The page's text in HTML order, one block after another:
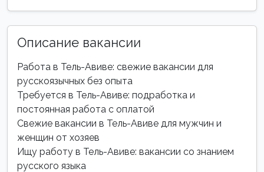
Описание вакансии
Работа в Тель-Авиве: свежие вакансии для
русскоязычных без опыта
Требуется в Тель-Авиве: подработка и
постоянная работа с оплатой
Свежие вакансии в Тель-Авиве для мужчин и
женщин от хозяев
Ищу работу в Тель-Авиве: вакансии со знанием
русского языка